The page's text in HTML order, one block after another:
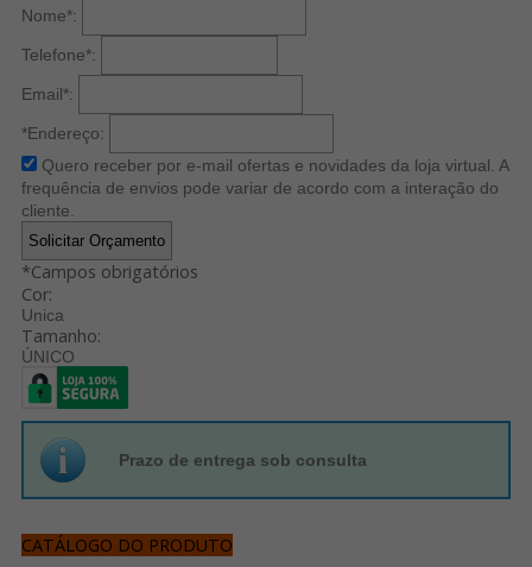
Nome*:
Telefone*:
Email*:
*Endereço:
Quero receber por e-mail ofertas e novidades da loja virtual. A
frequência de envios pode variar de acordo com a interação do
cliente.
*Campos obrigatórios
Cor:
Unica
Tamanho:
ÚNICO
Prazo de entrega sob consulta
CATÁLOGO DO PRODUTO